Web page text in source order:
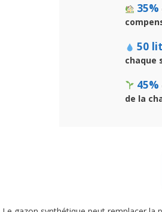
35%
50
chaque
45%
de la